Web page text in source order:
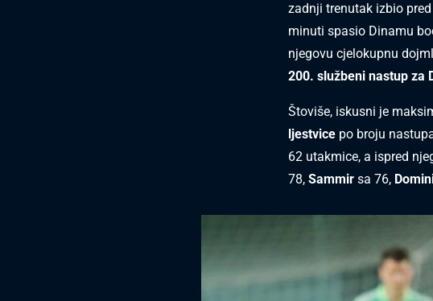
zadnji trenutak izbio
minuti spasio Dinamu
njegovu cjelokupnu
200. službeni nastup za
Štoviše, iskusni je
ljestvice po broju
62 utakmice, a ispred
78, Sammir sa 76,